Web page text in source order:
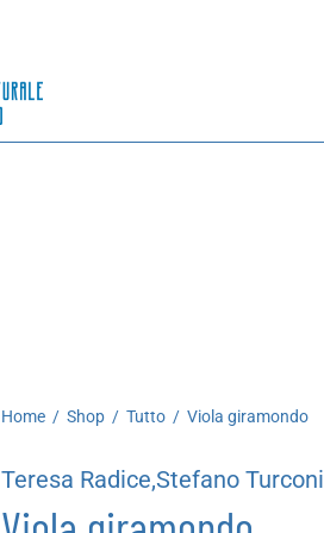
Home / Shop / Tutto / Viola giramondo
Teresa Radice,Stefano Turconi